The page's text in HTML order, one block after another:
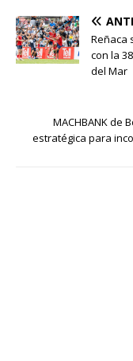
Reñaca
con la
del Mar
MACHBANK de
estratégica para